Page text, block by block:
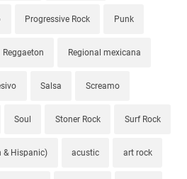
Progressive Rock Punk
Reggaeton Regional mexicana
Salsa Screamo
Soul Stoner Rock Surf Rock
& Hispanic) acustic art rock